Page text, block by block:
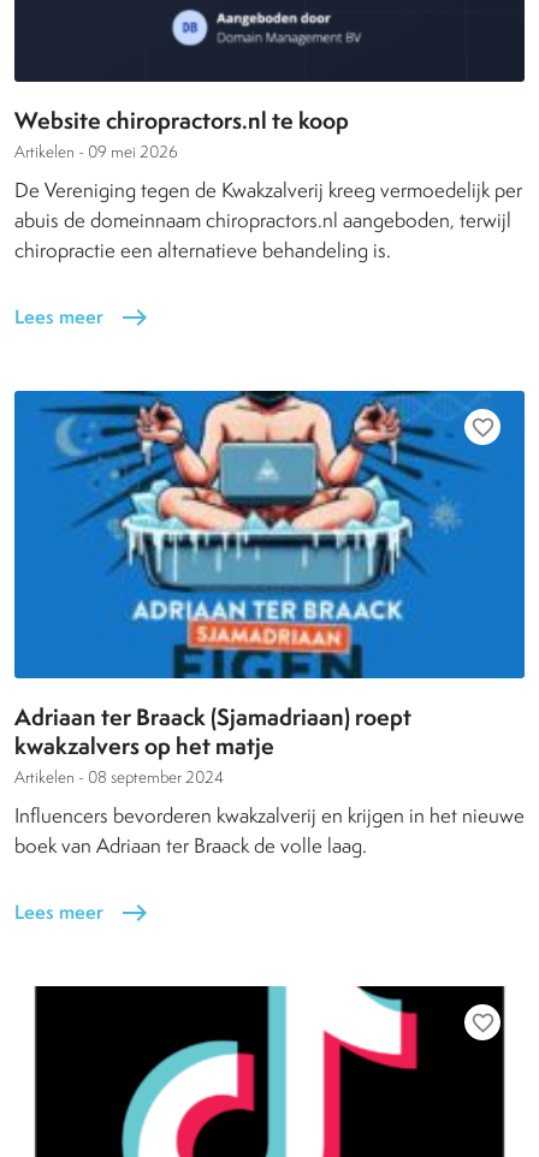
Website chiropractors.nl te koop
Artikelen - 09 mei 2026
De Vereniging tegen de Kwakzalverij kreeg vermoedelijk per
abuis de domeinnaam chiropractors.nl aangeboden, terwijl
chiropractie een alternatieve behandeling is.
Lees meer east
favorite_border
Adriaan ter Braack (Sjamadriaan) roept
kwakzalvers op het matje
Artikelen - 08 september 2024
Influencers bevorderen kwakzalverij en krijgen in het nieuwe
boek van Adriaan ter Braack de volle laag.
Lees meer east
favorite_border